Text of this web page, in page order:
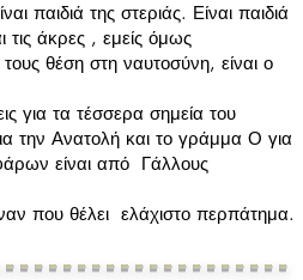
παιδιά της στεριάς. Είναι παιδιά
άκρες , εμείς όμως
θέση στη ναυτοσύνη, είναι ο
για τα τέσσερα σημεία του
την Ανατολή και το γράμμα Ο για
είναι από Γάλλους
που θέλει ελάχιστο περπάτημα.